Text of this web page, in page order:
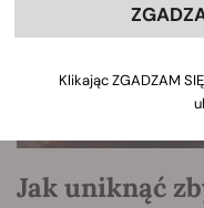
Jak uniknąć
Klikając ZGADZAM